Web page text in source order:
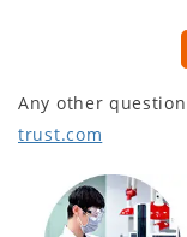
Any other
trust.com